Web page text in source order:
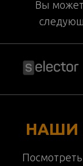
Вы
НАШИ